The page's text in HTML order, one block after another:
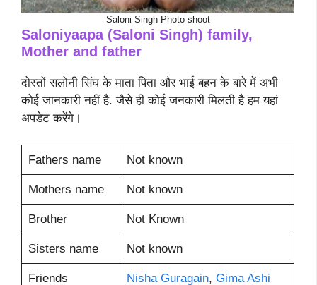
Saloni Singh Photo shoot
Saloniyaapa (Saloni Singh) family,
Mother and father
दोस्तों सलोनी सिंघ के माता पिता और भाई बहन के बारे में अभी
कोई जानकारी नहीं है. जैसे ही कोई जनकारी मिलती है हम यहां
अपडेट करेंगे।
Fathers name Not known
Mothers name Not known
Brother Not Known
Sisters name Not known
Friends Nisha Guragain, Gima Ashi